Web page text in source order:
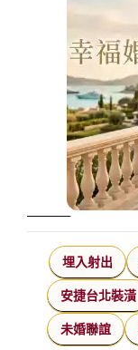
埋入射出
安捷台北裝潢
未婚聯誼